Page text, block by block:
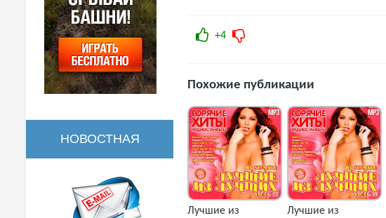
НОВОСТНАЯ
РАССЫЛКА
+4
Похожие публикации
Лучшие из
Лучшие из